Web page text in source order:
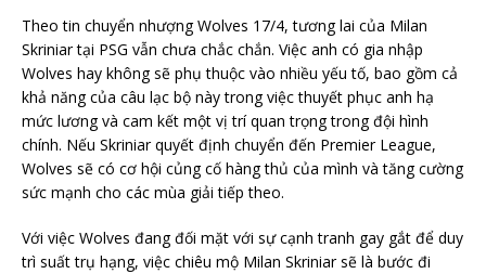
Theo tin chuyển nhượng Wolves 17/4, tương lai của Milan
Skriniar tại PSG vẫn chưa chắc chắn. Việc anh có gia nhập
Wolves hay không sẽ phụ thuộc vào nhiều yếu tố, bao gồm cả
khả năng của câu lạc bộ này trong việc thuyết phục anh hạ
mức lương và cam kết một vị trí quan trọng trong đội hình
chính. Nếu Skriniar quyết định chuyển đến Premier League,
Wolves sẽ có cơ hội củng cố hàng thủ của mình và tăng cường
sức mạnh cho các mùa giải tiếp theo.
Với việc Wolves đang đối mặt với sự cạnh tranh gay gắt để duy
trì suất trụ hạng, việc chiêu mộ Milan Skriniar sẽ là bước đi